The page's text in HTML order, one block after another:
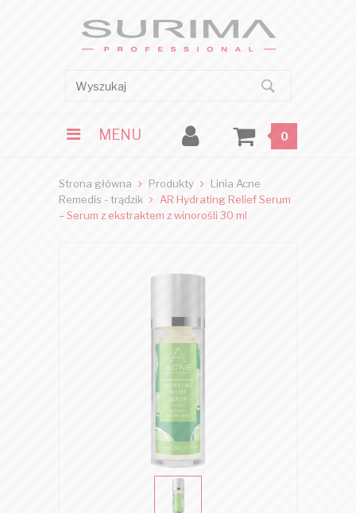
MENU 0
Strona główna Produkty
Linia Acne
Remedis - trądzik
AR Hydrating Relief Serum
– Serum z ekstraktem z winorośli 30 ml